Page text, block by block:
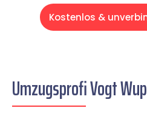
Kostenlos &
Umzugsprofi Vogt